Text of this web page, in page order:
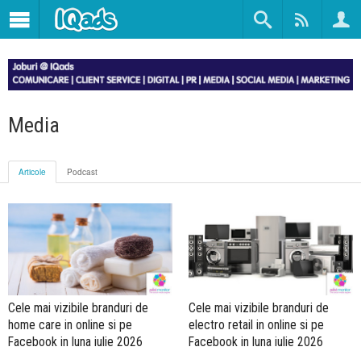
Media
Articole Podcast
Cele mai vizibile branduri de
home care in online si pe
Facebook in luna iulie 2026
Cele mai vizibile branduri de
electro retail in online si pe
Facebook in luna iulie 2026